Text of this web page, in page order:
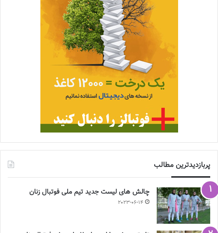
پربازدیدترین مطالب
چالش هاى ليست جدید تيم ملى فوتبال زنان
2023-06-14